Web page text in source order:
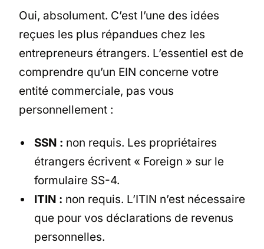
Oui, absolument. C’est l’une des idées
reçues les plus répandues chez les
entrepreneurs étrangers. L’essentiel est de
comprendre qu’un EIN concerne votre
entité commerciale, pas vous
personnellement :
SSN : non requis. Les propriétaires
étrangers écrivent « Foreign » sur le
formulaire SS-4.
ITIN : non requis. L’ITIN n’est nécessaire
que pour vos déclarations de revenus
personnelles.